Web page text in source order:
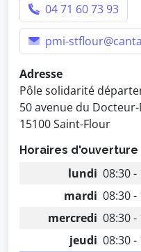
04 71 60 73 93
pmi-
Adresse
Pôle solidarité
50 avenue du
15100 Saint-Flour
Horaires d'ouverture
lundi 08:30 -
mardi 08:30 -
mercredi 08:30 -
jeudi 08:30 -